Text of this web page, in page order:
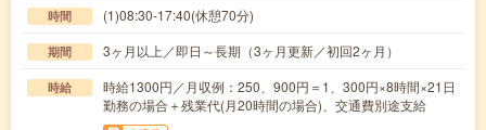
時間 (1)08:30-17:40(休憩70分)
期間 3ヶ月以上／即日～長期（3ヶ月更新／初回2ヶ月）
時給
時給1300円／月収例：250、900円＝1、300円×8時間×21日
勤務の場合＋残業代(月20時間の場合)、交通費別途支給